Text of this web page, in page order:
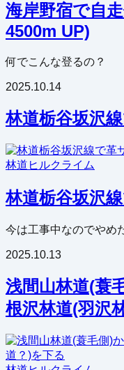
海岸野宿で自
4500m UP)
何でこんな登るの？
2025.10.14
林道栃谷坂沢
林道 ヒルクライム
林道栃谷坂沢
今は工事中なのでやめ
2025.10.13
浅間山林道(蓑
根沢林道(羽沢